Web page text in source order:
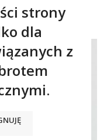
strony
dla
z
cienka